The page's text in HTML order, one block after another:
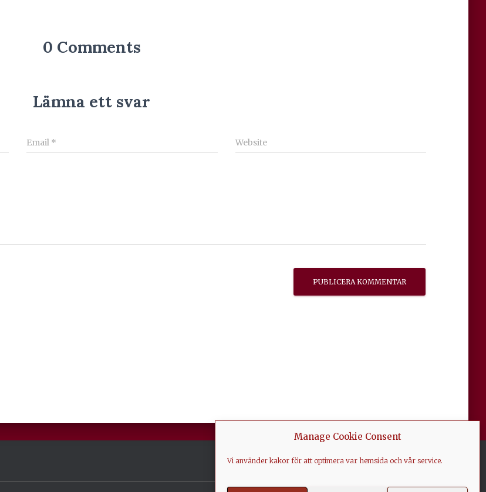
Manage Cookie Consent
Vi använder kakor för att optimera var hemsida och vår service.
0 Comments
Lämna ett svar
Email * Website